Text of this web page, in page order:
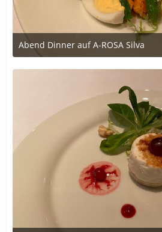
Abend Dinner auf A-ROSA Silva
12. Oktober 2020 um 18:34